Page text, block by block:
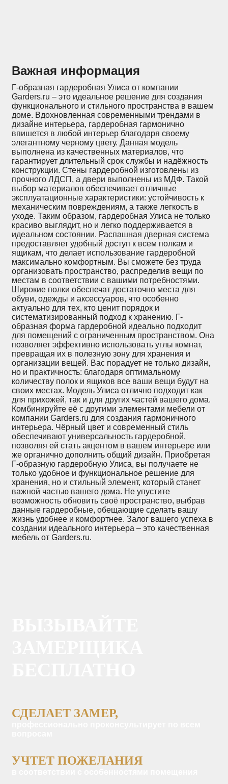
Важная информация
Г-образная гардеробная Улиса от компании
Garders.ru – это идеальное решение для создания
функционального и стильного пространства в вашем
доме. Вдохновленная современными трендами в
дизайне интерьера, гардеробная гармонично
впишется в любой интерьер благодаря своему
элегантному черному цвету. Данная модель
выполнена из качественных материалов, что
гарантирует длительный срок службы и надёжность
конструкции. Стены гардеробной изготовлены из
прочного ЛДСП, а двери выполнены из МДФ. Такой
выбор материалов обеспечивает отличные
эксплуатационные характеристики: устойчивость к
механическим повреждениям, а также легкость в
уходе. Таким образом, гардеробная Улиса не только
красиво выглядит, но и легко поддерживается в
идеальном состоянии. Распашная дверная система
предоставляет удобный доступ к всем полкам и
ящикам, что делает использование гардеробной
максимально комфортным. Вы сможете без труда
организовать пространство, распределив вещи по
местам в соответствии с вашими потребностями.
Широкие полки обеспечат достаточно места для
обуви, одежды и аксессуаров, что особенно
актуально для тех, кто ценит порядок и
систематизированный подход к хранению. Г-
образная форма гардеробной идеально подходит
для помещений с ограниченным пространством. Она
позволяет эффективно использовать углы комнат,
превращая их в полезную зону для хранения и
организации вещей. Вас порадует не только дизайн,
но и практичность: благодаря оптимальному
количеству полок и ящиков все ваши вещи будут на
своих местах. Модель Улиса отлично подходит как
для прихожей, так и для других частей вашего дома.
Комбинируйте её с другими элементами мебели от
компании Garders.ru для создания гармоничного
интерьера. Чёрный цвет и современный стиль
обеспечивают универсальность гардеробной,
позволяя ей стать акцентом в вашем интерьере или
же органично дополнить общий дизайн. Приобретая
Г-образную гардеробную Улиса, вы получаете не
только удобное и функциональное решение для
хранения, но и стильный элемент, который станет
важной частью вашего дома. Не упустите
возможность обновить своё пространство, выбрав
данные гардеробные, обещающие сделать вашу
жизнь удобнее и комфортнее. Залог вашего успеха в
создании идеального интерьера – это качественная
мебель от Garders.ru.
СДЕЛАЕТ ЗАМЕР,
УЧТЕТ ПОЖЕЛАНИЯ